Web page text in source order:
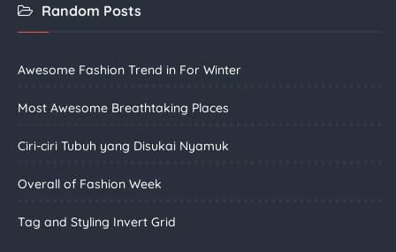
Random Posts
Awesome Fashion Trend in For Winter
Most Awesome Breathtaking Places
Ciri-ciri Tubuh yang Disukai Nyamuk
Overall of Fashion Week
Tag and Styling Invert Grid